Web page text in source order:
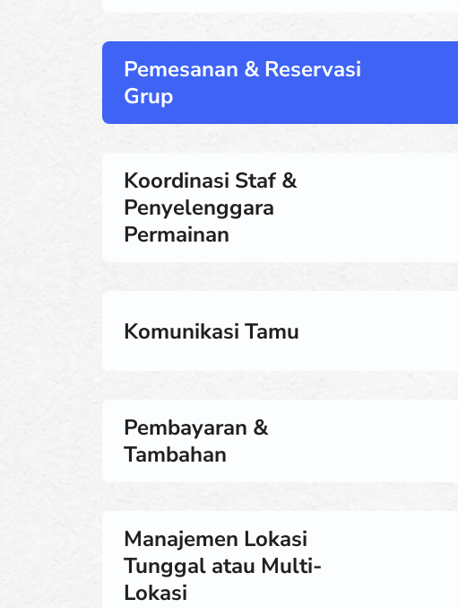
Pemesanan & Reservasi
Grup
Koordinasi Staf &
Penyelenggara
Permainan
Komunikasi Tamu
Pembayaran &
Tambahan
Manajemen Lokasi
Tunggal atau Multi-
Lokasi